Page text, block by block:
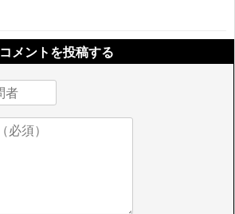
コメントを投稿する